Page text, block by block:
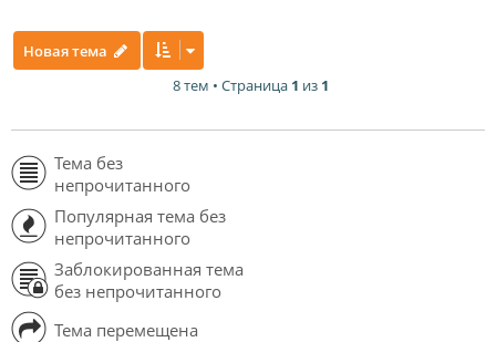
Новая тема
8 тем • Страница 1 из 1
Тема без
непрочитанного
Популярная тема без
непрочитанного
Заблокированная тема
без непрочитанного
Тема перемещена